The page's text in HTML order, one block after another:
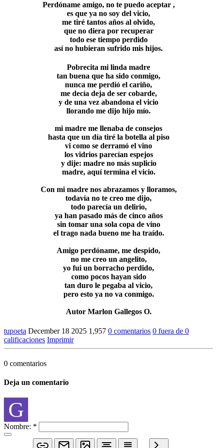
Perdóname amigo, no te puedo aceptar ,
es que ya no soy del vicio,
me tiré tantos años al olvido,
que no diera por recuperar
todo ese tiempo perdido
así no hubieran sufrido mis hijos.
Pobrecita mi linda madre
tan buena que ha sido conmigo,
nunca me perdió el cariño,
me decía deja de ser cobarde,
y de una vez abandona el vicio
llorando me dijo hijo mío.
mi madre me llenaba de consejos
hasta que un día tiré la botella al piso
vi como se derramó el vino
los vidrios parecían espejos
y dije: madre no más suplicio
madre, aquí termina el vicio.
Con mi madre nos abrazamos y lloramos,
todavía no te creo me dijo,
todo parecía un delirio,
ya han pasado más de cinco años
sin tomar una sola copa de vino
el trago nada bueno me ha traído.
Amigo perdóname, me despido,
no me creo un angelito,
yo fui un borracho perdido,
como pocos hayan sido
tan duro le pegaba al vicio,
pero esto ya no va conmigo.
Autor Marlon Gallegos O.
tupoeta December 18 2025 1,957 0 comentarios 0 fuera de 0
calificaciones Imprimir
0 comentarios
Deja un comentario
G
Nombre: *